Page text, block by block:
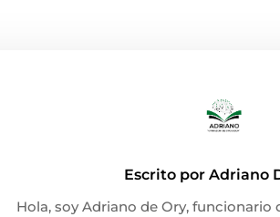
Escrito por Adriano
Hola, soy Adriano de Ory, funcionario